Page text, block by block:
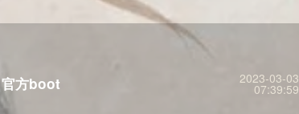
官方boot 2023-03-03
07:39:59